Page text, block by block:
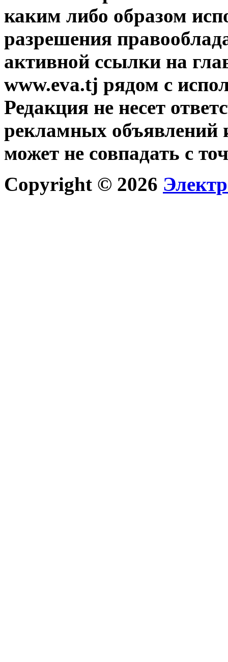
каким либо образом
разрешения
активной ссылки на
www.eva.tj рядом с
Редакция не несет
рекламных объявлений
может не совпадать с
Copyright © 2026